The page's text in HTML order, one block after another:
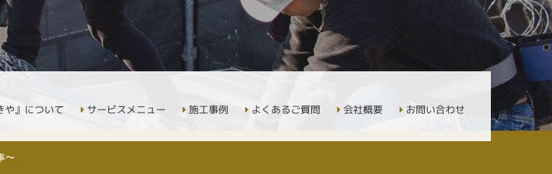
や』について サービスメニュー 施工事例 よくあるご質問 会社概要 お問い合わせ
〜